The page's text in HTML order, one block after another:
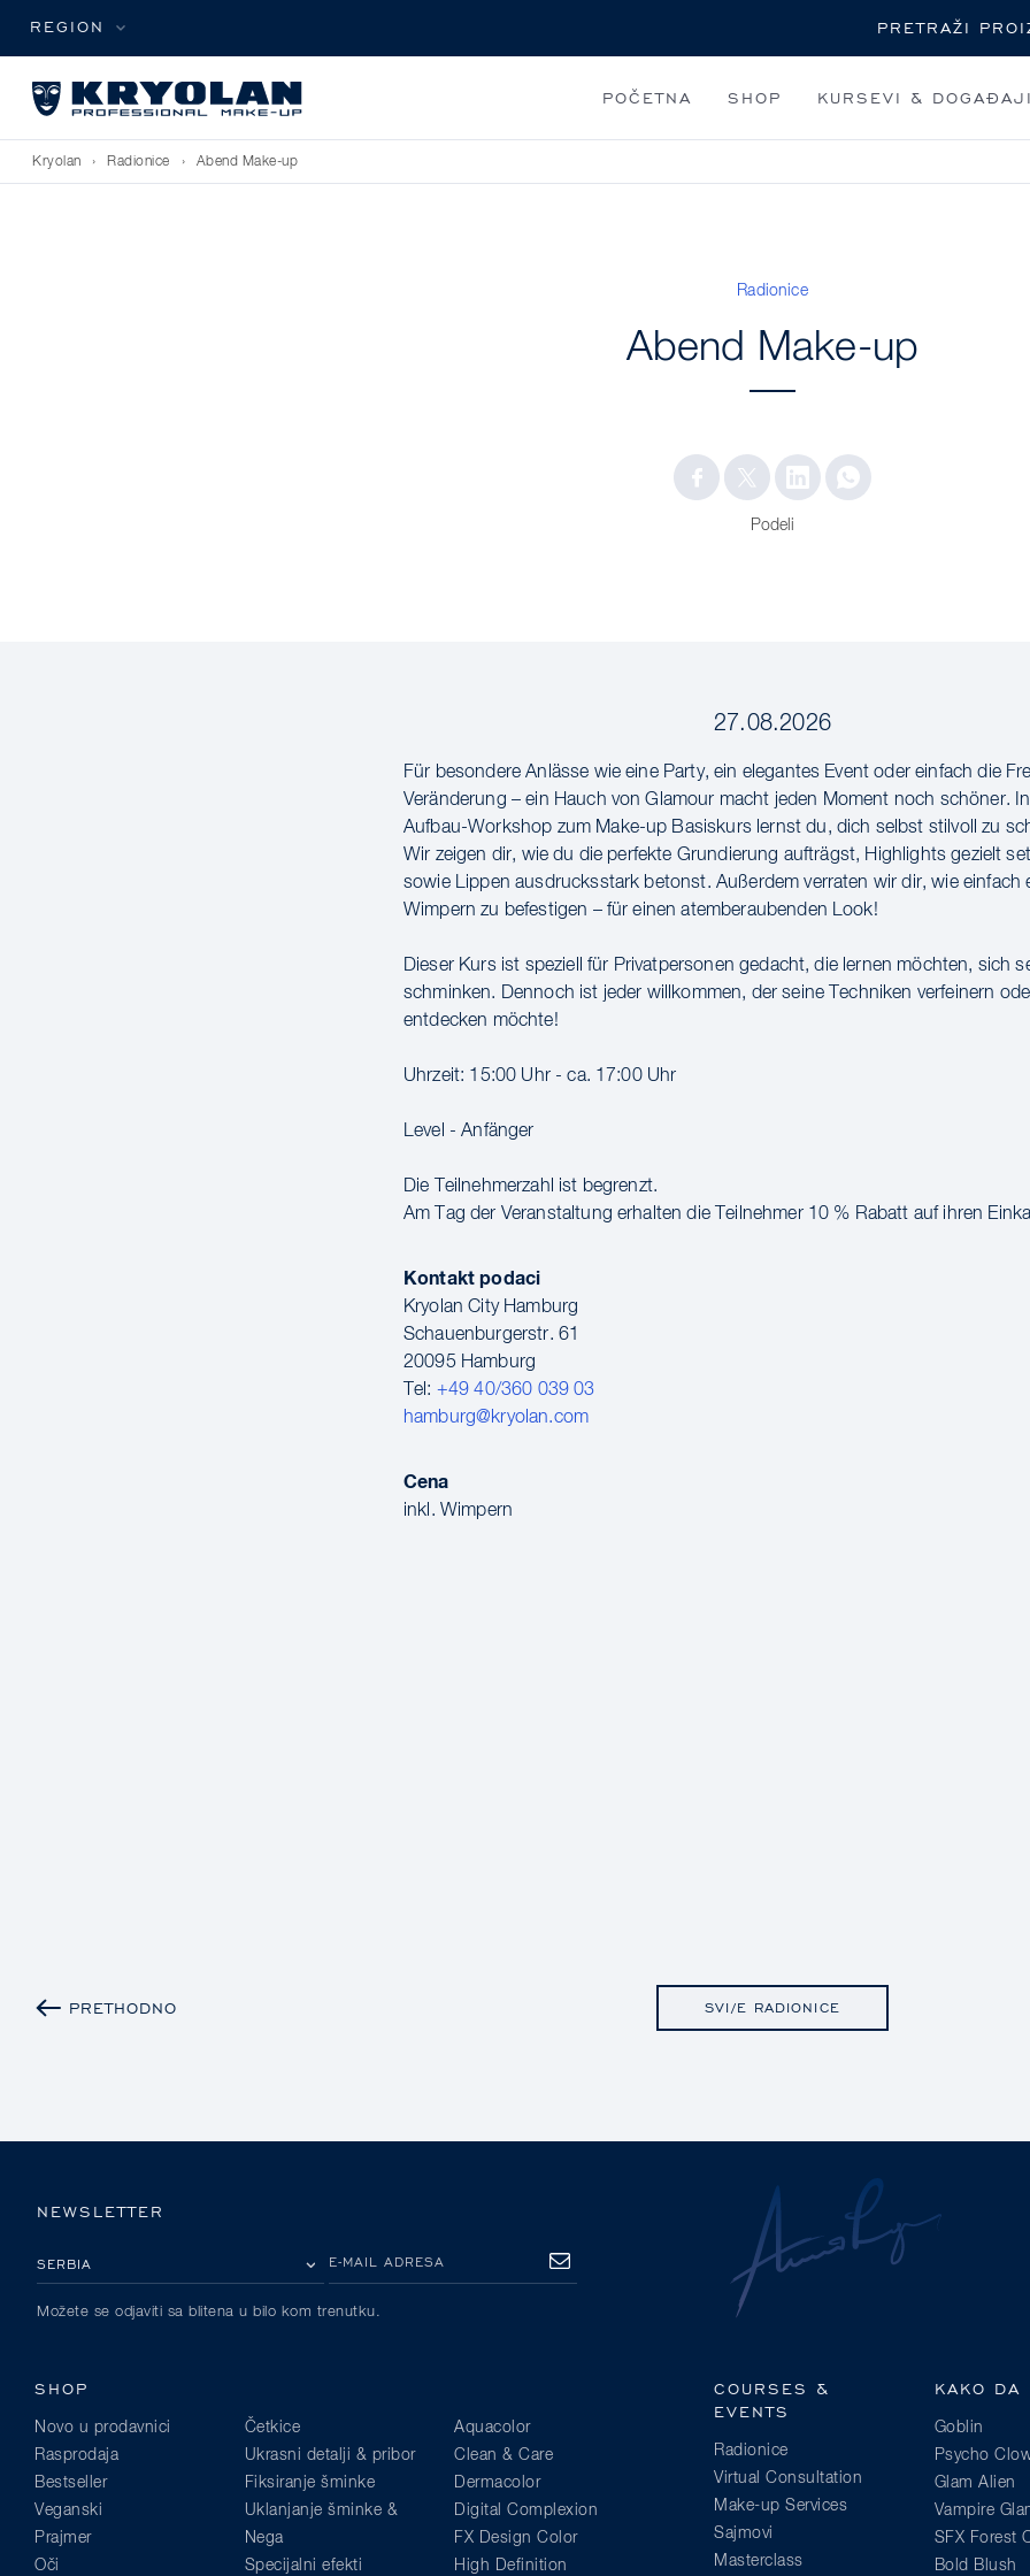
REGION
POČETNA SHOP KURSEVI &
Kryolan › Radionice › Abend Make-up
Radionice
Abend Make-up
Podeli
27.08.2026
Für besondere Anlässe wie eine Party, ein elegantes Event oder einfach die
Veränderung – ein Hauch von Glamour macht jeden Moment noch schöner.
Aufbau-Workshop zum Make-up Basiskurs lernst du, dich selbst stilvoll zu
Wir zeigen dir, wie du die perfekte Grundierung aufträgst, Highlights gezielt
sowie Lippen ausdrucksstark betonst. Außerdem verraten wir dir, wie einfach
Wimpern zu befestigen – für einen atemberaubenden Look!
Dieser Kurs ist speziell für Privatpersonen gedacht, die lernen möchten, sich
schminken. Dennoch ist jeder willkommen, der seine Techniken verfeinern
entdecken möchte!
Uhrzeit: 15:00 Uhr - ca. 17:00 Uhr
Level - Anfänger
Die Teilnehmerzahl ist begrenzt.
Am Tag der Veranstaltung erhalten die Teilnehmer 10 % Rabatt auf ihren
Kontakt podaci
Kryolan City Hamburg
Schauenburgerstr. 61
20095 Hamburg
Tel: +49 40/360 039 03
hamburg@kryolan.com
Cena
inkl. Wimpern
PRETHODNO SVI/E RADIONICE
NEWSLETTER
E-MAIL ADRESA
PRETPLATITE
Možete se odjaviti sa blitena u bilo kom trenutku.
SHOP
Novo u prodavnici
Rasprodaja
Bestseller
Veganski
Prajmer
Oči
Četkice
Ukrasni detalji & pribor
Fiksiranje šminke
Uklanjanje šminke &
Nega
Specijalni efekti
Aquacolor
Clean & Care
Dermacolor
Digital Complexion
FX Design Color
High Definition
COURSES &
EVENTS
Radionice
Virtual Consultation
Make-up Services
Sajmovi
Masterclass
KAKO DA
Goblin
Psycho
Glam Alien
Vampire
SFX Forest
Bold Blush